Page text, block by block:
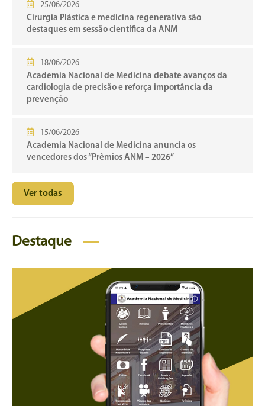
25/06/2026
Cirurgia Plástica e medicina regenerativa são
destaques em sessão científica da ANM
18/06/2026
Academia Nacional de Medicina debate avanços da
cardiologia de precisão e reforça importância da
prevenção
15/06/2026
Academia Nacional de Medicina anuncia os
vencedores dos “Prêmios ANM – 2026”
Ver todas
Destaque